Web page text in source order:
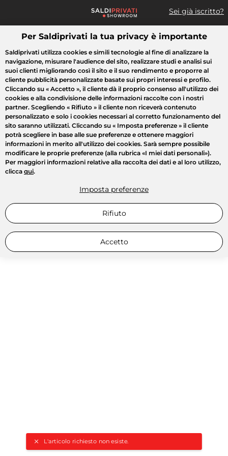
Sei già iscritto?
Cosa cerchi?
L'articolo richiesto non esiste.
Tutte le vendite Moda Casa Bellezza Elettrodomestici
Per Saldiprivati la tua privacy è importante
Saldiprivati utilizza cookies e simili tecnologie al fine di analizzare la
navigazione, misurare l'audience del sito, realizzare studi e analisi sui
suoi clienti migliorando così il sito e il suo rendimento e proporre al
cliente pubblicità personalizzate basate sui propri interessi e profilo.
Cliccando su « Accetto », il cliente dà il proprio consenso all'utilizzo dei
cookies e alla condivisione delle informazioni raccolte con i nostri
partner. Scegliendo « Rifiuto » il cliente non riceverà contenuto
personalizzato e solo i cookies necessari al corretto funzionamento del
sito saranno utilizzati. Cliccando su « Imposta preferenze » il cliente
potrà scegliere in base alle sue preferenze e ottenere maggiori
informazioni in merito all'utilizzo dei cookies. Sarà sempre possibile
modificare le proprie preferenze (alla rubrica «I miei dati personali»).
Per maggiori informazioni relative alla raccolta dei dati e al loro utilizzo,
clicca qui.
Imposta preferenze
Rifiuto
Accetto